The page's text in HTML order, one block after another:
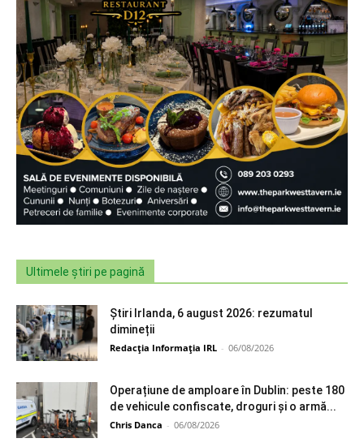
Ultimele știri pe pagină
Știri Irlanda, 6 august 2026: rezumatul
dimineții
Redacția Informația IRL - 06/08/2026
Operațiune de amploare în Dublin: peste 180
de vehicule confiscate, droguri și o armă...
Chris Danca - 06/08/2026